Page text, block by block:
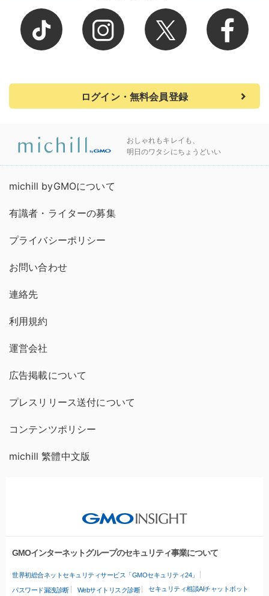
ログイン・無料会員登録
おしゃれもキレイも、
明日のワタシにちょうどいい
michill byGMOについて
有識者・ライターの募集
プライバシーポリシー
お問い合わせ
連絡先
利用規約
運営会社
広告掲載について
プレスリリース送付について
コンテンツポリシー
michill 繁體中文版
GMOインターネットグループのセキュリティ事業について
世界初総合ネットセキュリティサービス「GMOセキュリティ24」
パスワード漏洩診断 Webサイトリスク診断 セキュリティ相談AIチャットボット